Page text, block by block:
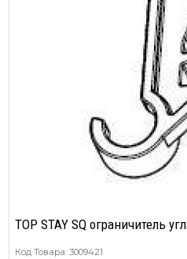
TOP STAY SQ ограничитель
Код Товара: 3009421